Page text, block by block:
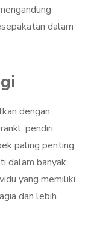
dalam
dengan
pendiri
paling penting
dalam banyak
yang memiliki
dan lebih